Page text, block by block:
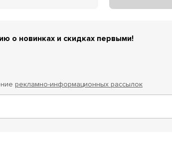
о новинках и скидках первыми!
рекламно-информационных рассылок